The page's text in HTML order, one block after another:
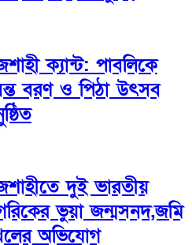
ক্যান্ট: পাবলিকে
বরণ ও পিঠা উৎসব
দুই ভারতীয়
ভুয়া জন্মসনদ,জমি
অভিযোগ